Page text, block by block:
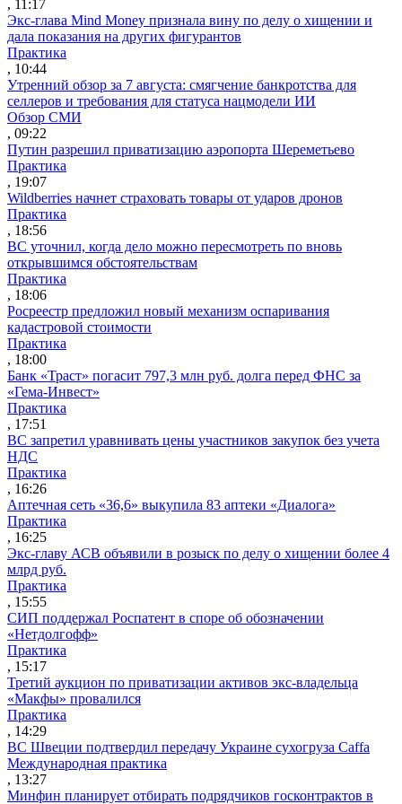
, 11:17
Экс-глава Mind Money признала вину по делу о хищении и
дала показания на других фигурантов
Практика
, 10:44
Утренний обзор за 7 августа: смягчение банкротства для
селлеров и требования для статуса нацмодели ИИ
Обзор СМИ
, 09:22
Путин разрешил приватизацию аэропорта Шереметьево
Практика
, 19:07
Wildberries начнет страховать товары от ударов дронов
Практика
, 18:56
ВС уточнил, когда дело можно пересмотреть по вновь
открывшимся обстоятельствам
Практика
, 18:06
Росреестр предложил новый механизм оспаривания
кадастровой стоимости
Практика
, 18:00
Банк «Траст» погасит 797,3 млн руб. долга перед ФНС за
«Гема-Инвест»
Практика
, 17:51
ВС запретил уравнивать цены участников закупок без учета
НДС
Практика
, 16:26
Аптечная сеть «36,6» выкупила 83 аптеки «Диалога»
Практика
, 16:25
Экс-главу АСВ объявили в розыск по делу о хищении более 4
млрд руб.
Практика
, 15:55
СИП поддержал Роспатент в споре об обозначении
«Нетдолгофф»
Практика
, 15:17
Третий аукцион по приватизации активов экс-владельца
«Макфы» провалился
Практика
, 14:29
ВС Швеции подтвердил передачу Украине сухогруза Caffa
Международная практика
, 13:27
Минфин планирует отбирать подрядчиков госконтрактов в